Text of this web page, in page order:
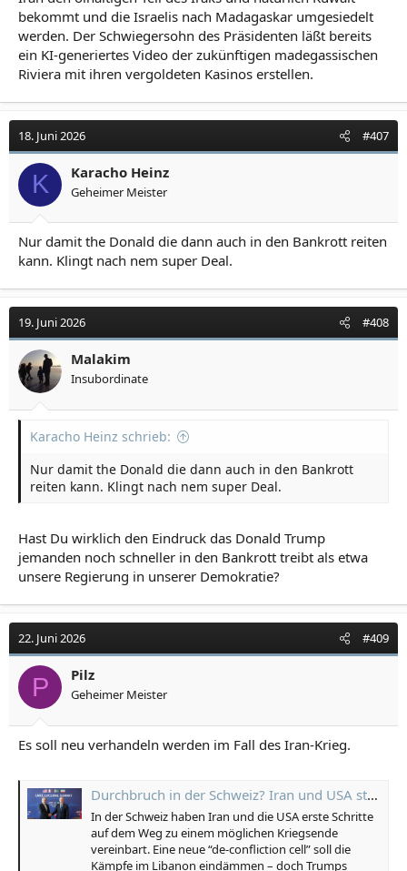
bekommt und die Israelis nach Madagaskar umgesiedelt
werden. Der Schwiegersohn des Präsidenten läßt bereits
ein KI-generiertes Video der zukünftigen madegassischen
Riviera mit ihren vergoldeten Kasinos erstellen.
18. Juni 2026 #407
K Karacho Heinz
Geheimer Meister
Nur damit the Donald die dann auch in den Bankrott reiten
kann. Klingt nach nem super Deal.
19. Juni 2026 #408
Malakim
Insubordinate
Karacho Heinz schrieb:
Nur damit the Donald die dann auch in den Bankrott
reiten kann. Klingt nach nem super Deal.
Hast Du wirklich den Eindruck das Donald Trump
jemanden noch schneller in den Bankrott treibt als etwa
unsere Regierung in unserer Demokratie?
22. Juni 2026 #409
P Pilz
Geheimer Meister
Es soll neu verhandeln werden im Fall des Iran-Krieg.
Durchbruch in der Schweiz? Iran und USA starten neuen Friedensprozess
In der Schweiz haben Iran und die USA erste Schritte
auf dem Weg zu einem möglichen Kriegsende
vereinbart. Eine neue “de-confliction cell” soll die
Kämpfe im Libanon eindämmen – doch Trumps